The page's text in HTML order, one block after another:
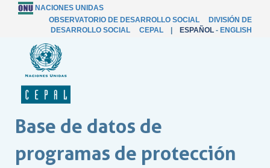
NACIONES UNIDAS
OBSERVATORIO DE DESARROLLO SOCIAL
DIVISIÓN DE
DESARROLLO SOCIAL
CEPAL ESPAÑOL - ENGLISH
Base de datos de
programas de protección